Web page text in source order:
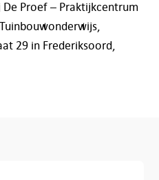
20 70
Proef – Praktijkcentrum
29 in Frederiksoord,